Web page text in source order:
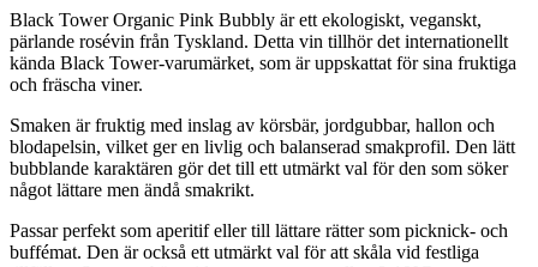
Black Tower Organic Pink Bubbly är ett ekologiskt, veganskt,
pärlande rosévin från Tyskland. Detta vin tillhör det internationellt
kända Black Tower-varumärket, som är uppskattat för sina fruktiga
och fräscha viner.
Smaken är fruktig med inslag av körsbär, jordgubbar, hallon och
blodapelsin, vilket ger en livlig och balanserad smakprofil. Den lätt
bubblande karaktären gör det till ett utmärkt val för den som söker
något lättare men ändå smakrikt.
Passar perfekt som aperitif eller till lättare rätter som picknick- och
buffémat. Den är också ett utmärkt val för att skåla vid festliga